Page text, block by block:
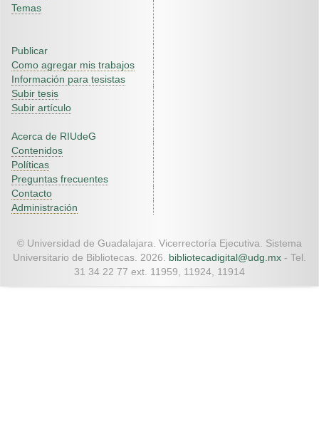
Temas
Publicar
Como agregar mis trabajos
Información para tesistas
Subir tesis
Subir artículo
Acerca de RIUdeG
Contenidos
Políticas
Preguntas frecuentes
Contacto
Administración
© Universidad de Guadalajara. Vicerrectoría Ejecutiva. Sistema
Universitario de Bibliotecas. 2026. bibliotecadigital@udg.mx - Tel.
31 34 22 77 ext. 11959, 11924, 11914